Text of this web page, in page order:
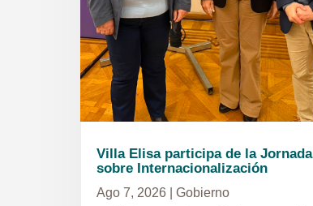
Villa Elisa participa de la Jornada
sobre Internacionalización
Ago 7, 2026| Gobierno